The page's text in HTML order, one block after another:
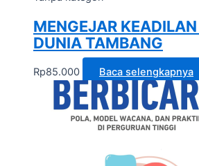
MENGEJAR
DUNIA TAMBANG
Rp85.000 Baca selengkapnya